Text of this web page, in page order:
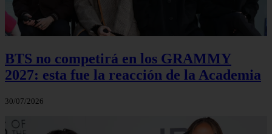
BTS no competirá en los GRAMMY
2027: esta fue la reacción de la Academia
30/07/2026